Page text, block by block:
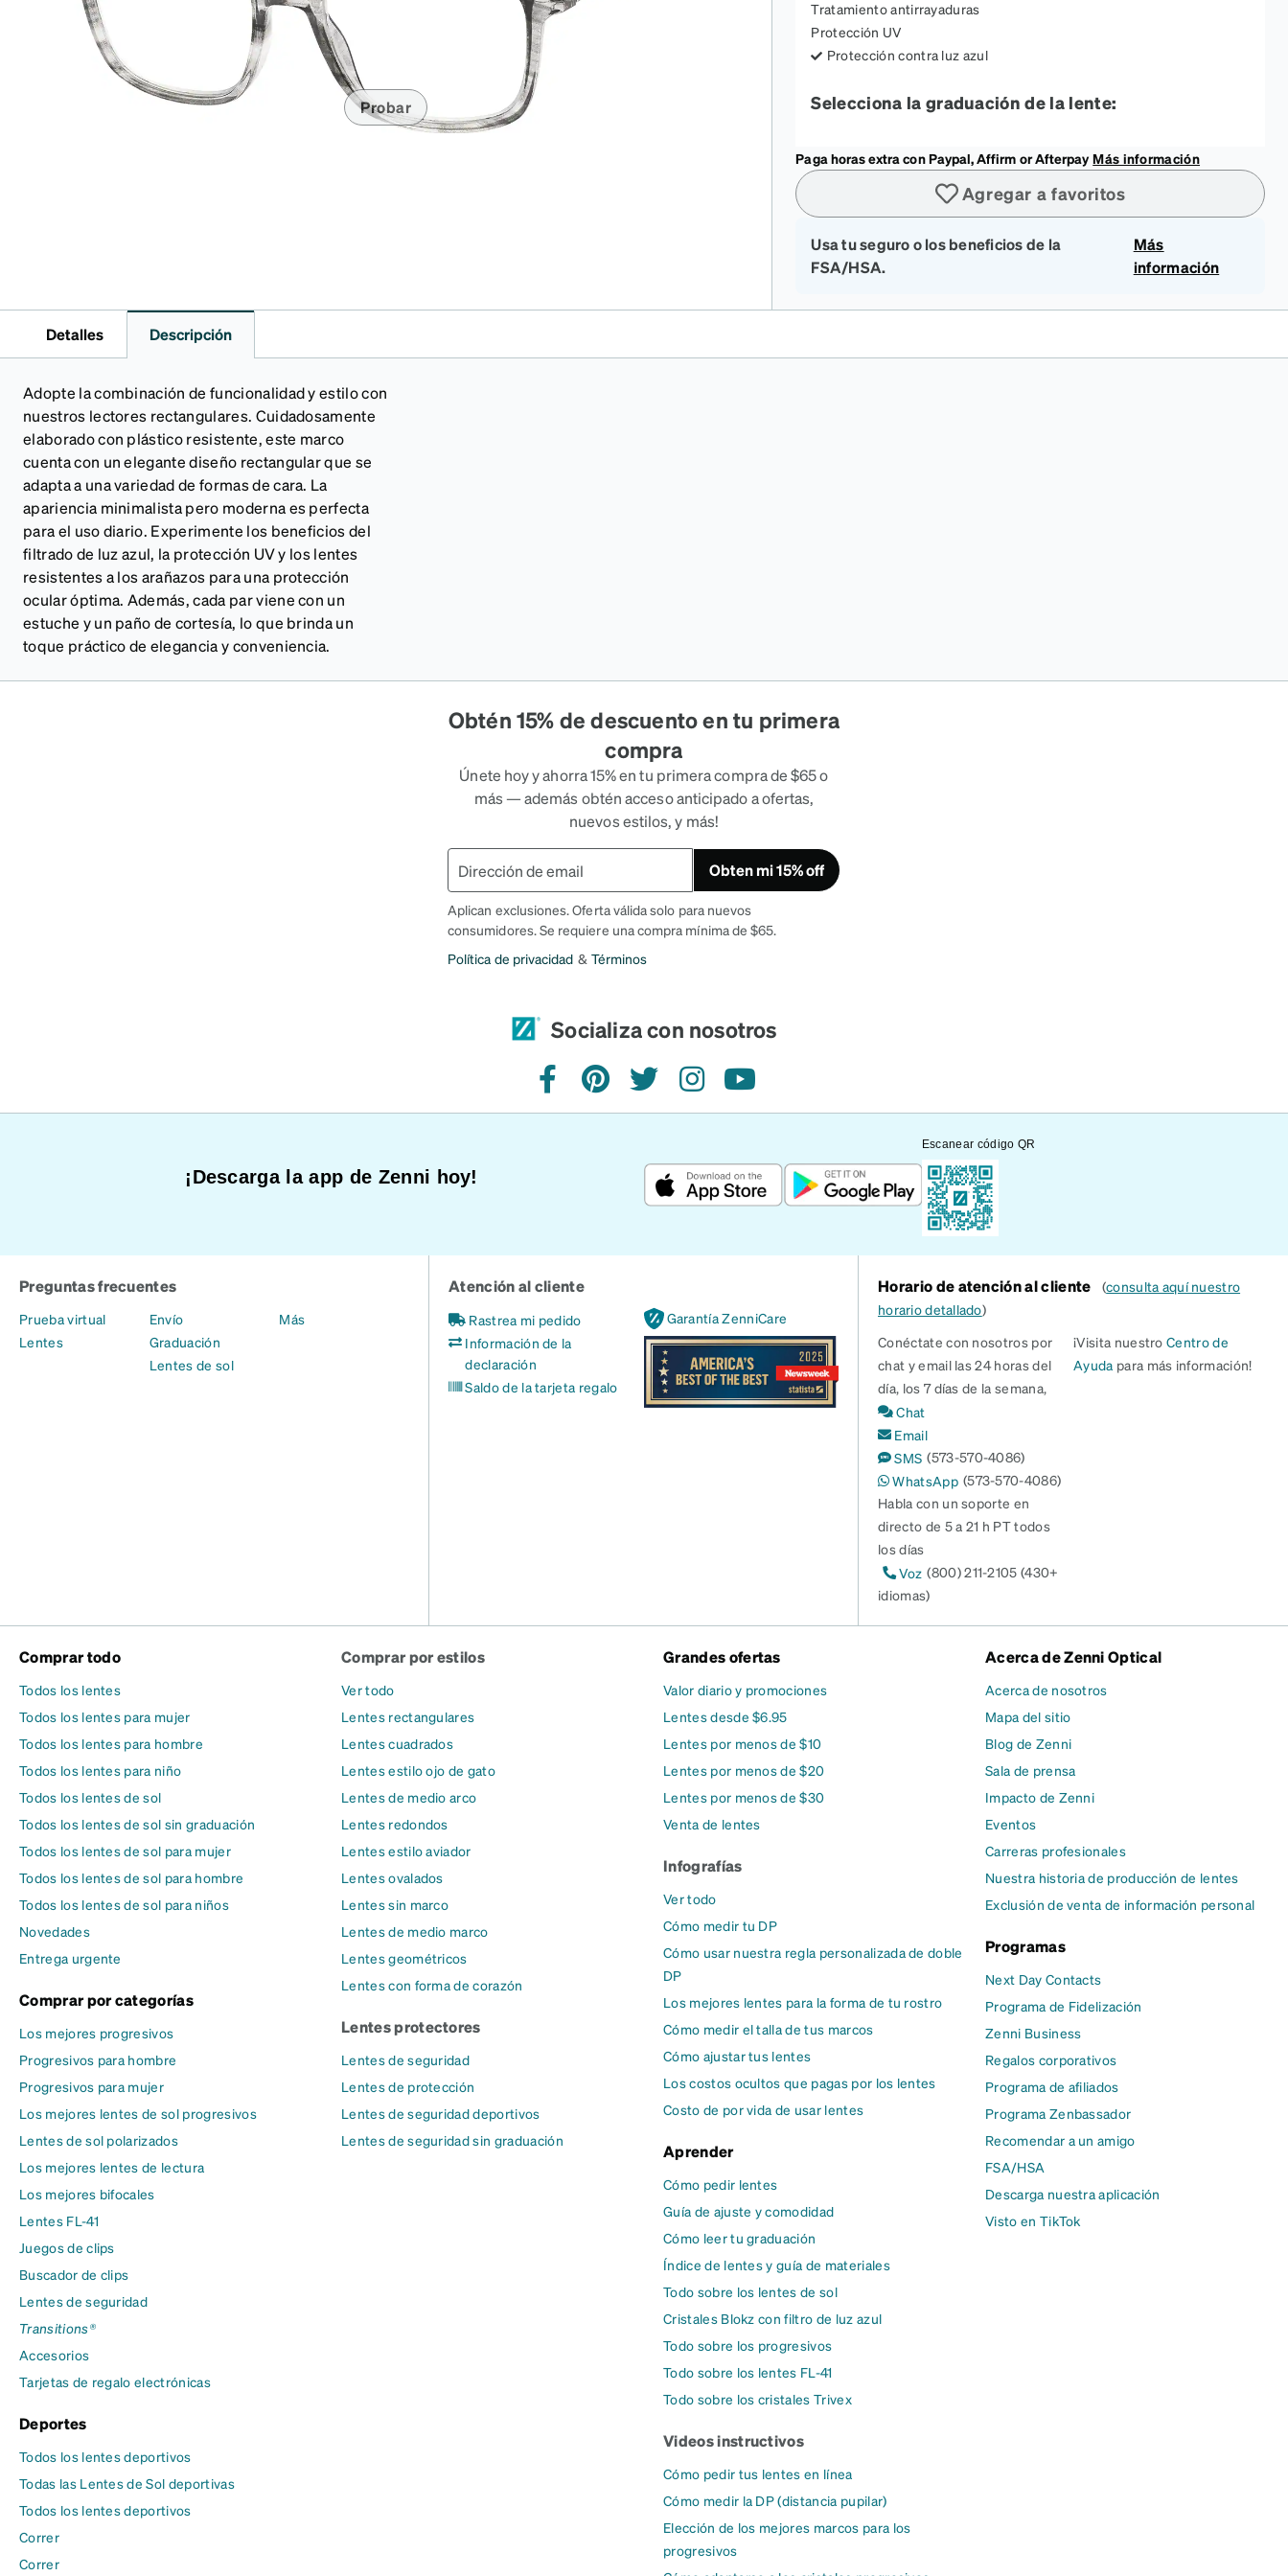
auriculares
Día de partido
Probar
Tratamiento antirrayaduras
Protección UV
Protección contra luz azul
Selecciona la graduación de la lente:
Paga horas extra con Paypal, Affirm or Afterpay Más información
Agregar a favoritos
Usa tu seguro o los beneficios de la
FSA/HSA.
Más
información
Detalles Descripción
Adopte la combinación de funcionalidad y estilo con
nuestros lectores rectangulares. Cuidadosamente
elaborado con plástico resistente, este marco
cuenta con un elegante diseño rectangular que se
adapta a una variedad de formas de cara. La
apariencia minimalista pero moderna es perfecta
para el uso diario. Experimente los beneficios del
filtrado de luz azul, la protección UV y los lentes
resistentes a los arañazos para una protección
ocular óptima. Además, cada par viene con un
estuche y un paño de cortesía, lo que brinda un
toque práctico de elegancia y conveniencia.
Obtén 15% de descuento en tu primera
compra
Únete hoy y ahorra 15% en tu primera compra de $65 o
más — además obtén acceso anticipado a ofertas,
nuevos estilos, y más!
Obten mi 15% off
Aplican exclusiones. Oferta válida solo para nuevos
consumidores. Se requiere una compra mínima de $65.
Política de privacidad & Términos
Socializa con nosotros
FacebookPinterestTwitterInstagramYouTube
¡Descarga la app de Zenni hoy!
Escanear código QR
Preguntas frecuentes
Prueba virtual
Lentes
Envío
Graduación
Lentes de sol
Más
Atención al cliente
Rastrea mi pedido
Información de la
declaración
Saldo de la tarjeta regalo
Garantía ZenniCare
Horario de atención al cliente (consulta aquí nuestro
horario detallado)
Conéctate con nosotros por
chat y email las 24 horas del
día, los 7 días de la semana,
Chat
Email
SMS (573-570-4086)
WhatsApp (573-570-4086)
Habla con un soporte en
directo de 5 a 21 h PT todos
los días
Voz (800) 211-2105 (430+
idiomas)
¡Visita nuestroCentro de
Ayuda para más información!
Comprar todo
Todos los lentes
Todos los lentes para mujer
Todos los lentes para hombre
Todos los lentes para niño
Todos los lentes de sol
Todos los lentes de sol sin graduación
Todos los lentes de sol para mujer
Todos los lentes de sol para hombre
Todos los lentes de sol para niños
Novedades
Entrega urgente
Comprar por categorías
Los mejores progresivos
Progresivos para hombre
Progresivos para mujer
Los mejores lentes de sol progresivos
Lentes de sol polarizados
Los mejores lentes de lectura
Los mejores bifocales
Lentes FL-41
Juegos de clips
Buscador de clips
Lentes de seguridad
Transitions®
Accesorios
Tarjetas de regalo electrónicas
Deportes
Todos los lentes deportivos
Todas las Lentes de Sol deportivas
Todos los lentes deportivos
Correr
Correr
Comprar por estilos
Ver todo
Lentes rectangulares
Lentes cuadrados
Lentes estilo ojo de gato
Lentes de medio arco
Lentes redondos
Lentes estilo aviador
Lentes ovalados
Lentes sin marco
Lentes de medio marco
Lentes geométricos
Lentes con forma de corazón
Lentes protectores
Lentes de seguridad
Lentes de protección
Lentes de seguridad deportivos
Lentes de seguridad sin graduación
Grandes ofertas
Valor diario y promociones
Lentes desde $6.95
Lentes por menos de $10
Lentes por menos de $20
Lentes por menos de $30
Venta de lentes
Infografías
Ver todo
Cómo medir tu DP
Cómo usar nuestra regla personalizada de doble
DP
Los mejores lentes para la forma de tu rostro
Cómo medir el talla de tus marcos
Cómo ajustar tus lentes
Los costos ocultos que pagas por los lentes
Costo de por vida de usar lentes
Aprender
Cómo pedir lentes
Guía de ajuste y comodidad
Cómo leer tu graduación
Índice de lentes y guía de materiales
Todo sobre los lentes de sol
Cristales Blokz con filtro de luz azul
Todo sobre los progresivos
Todo sobre los lentes FL-41
Todo sobre los cristales Trivex
Videos instructivos
Cómo pedir tus lentes en línea
Cómo medir la DP (distancia pupilar)
Elección de los mejores marcos para los
progresivos
Acerca de Zenni Optical
Acerca de nosotros
Mapa del sitio
Blog de Zenni
Sala de prensa
Impacto de Zenni
Eventos
Carreras profesionales
Nuestra historia de producción de lentes
Exclusión de venta de información personal
Programas
Next Day Contacts
Programa de Fidelización
Zenni Business
Regalos corporativos
Programa de afiliados
Programa Zenbassador
Recomendar a un amigo
FSA/HSA
Descarga nuestra aplicación
Visto en TikTok